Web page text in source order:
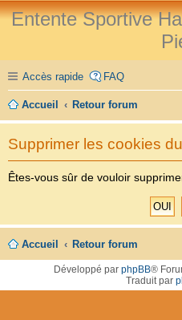
Entente Sportive
Accès rapide FAQ
Accueil Retour forum
Supprimer les cookies
Êtes-vous sûr de vouloir
Accueil Retour forum
Développé par phpBB®
Traduit par